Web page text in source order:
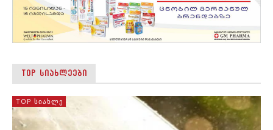
TOP ᲡᲘᲐᲮᲚᲔᲔᲑᲘ
TOP ᲡᲘᲐᲮᲚᲔ